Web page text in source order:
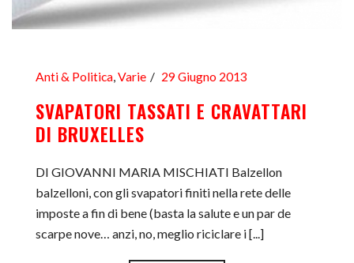
Anti & Politica Varie 29 Giugno 2013
SVAPATORI TASSATI E CRAVATTARI
DI BRUXELLES
DI GIOVANNI MARIA MISCHIATI Balzellon
balzelloni, con gli svapatori finiti nella rete delle
imposte a fin di bene (basta la salute e un par de
scarpe nove… anzi, no, meglio riciclare i [...]